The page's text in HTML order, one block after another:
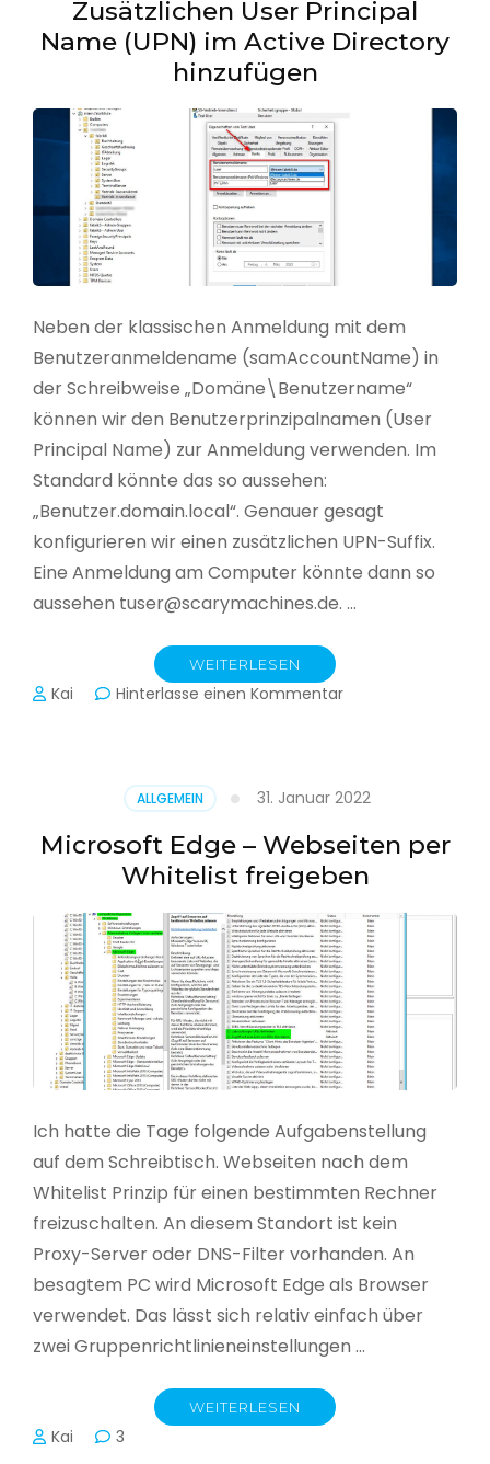
Zusätzlichen User Principal
Name (UPN) im Active Directory
hinzufügen
Neben der klassischen Anmeldung mit dem
Benutzeranmeldename (samAccountName) in
der Schreibweise „Domäne\Benutzername“
können wir den Benutzerprinzipalnamen (User
Principal Name) zur Anmeldung verwenden. Im
Standard könnte das so aussehen:
„Benutzer.domain.local“. Genauer gesagt
konfigurieren wir einen zusätzlichen UPN-Suffix.
Eine Anmeldung am Computer könnte dann so
aussehen tuser@scarymachines.de. …
WEITERLESEN
Kai Hinterlasse einen Kommentarzu
(UPN)
im
Active
Directory
ALLGEMEIN 31. Januar 2022
Microsoft Edge – Webseiten per
Whitelist freigeben
Ich hatte die Tage folgende Aufgabenstellung
auf dem Schreibtisch. Webseiten nach dem
Whitelist Prinzip für einen bestimmten Rechner
freizuschalten. An diesem Standort ist kein
Proxy-Server oder DNS-Filter vorhanden. An
besagtem PC wird Microsoft Edge als Browser
verwendet. Das lässt sich relativ einfach über
zwei Gruppenrichtlinieneinstellungen …
WEITERLESEN
Kai 3